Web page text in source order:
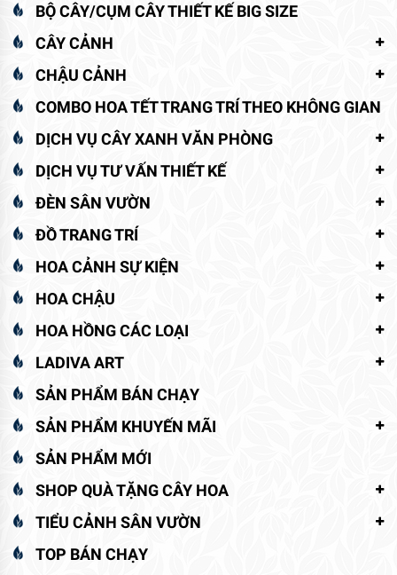
BỘ CÂY/CỤM CÂY THIẾT KẾ BIG SIZE
CÂY CẢNH
CHẬU CẢNH
COMBO HOA TẾT TRANG TRÍ THEO KHÔNG GIAN
DỊCH VỤ CÂY XANH VĂN PHÒNG
DỊCH VỤ TƯ VẤN THIẾT KẾ
ĐÈN SÂN VƯỜN
ĐỒ TRANG TRÍ
HOA CẢNH SỰ KIỆN
HOA CHẬU
HOA HỒNG CÁC LOẠI
LADIVA ART
SẢN PHẨM BÁN CHẠY
SẢN PHẨM KHUYẾN MÃI
SẢN PHẨM MỚI
SHOP QUÀ TẶNG CÂY HOA
TIỂU CẢNH SÂN VƯỜN
TOP BÁN CHẠY